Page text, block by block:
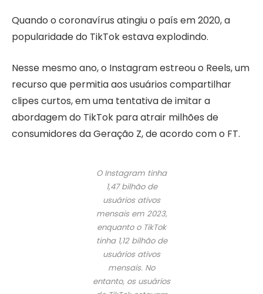
Quando o coronavírus atingiu o país em 2020, a
popularidade do TikTok estava explodindo.
Nesse mesmo ano, o Instagram estreou o Reels, um
recurso que permitia aos usuários compartilhar
clipes curtos, em uma tentativa de imitar a
abordagem do TikTok para atrair milhões de
consumidores da Geração Z, de acordo com o FT.
O Instagram tinha
1,47 bilhão de
usuários ativos
mensais em 2023,
enquanto o TikTok
tinha 1,12 bilhão de
usuários ativos
mensais. No
entanto, os usuários